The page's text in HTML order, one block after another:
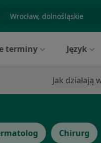
miasto lub dzielnica
terminy Język
Jak działają
Chirurg